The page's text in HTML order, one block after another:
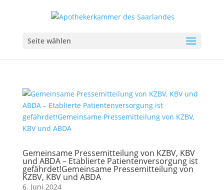
Seite wählen
Gemeinsame Pressemitteilung von KZBV, KBV
und ABDA – Etablierte Patientenversorgung ist
gefährdet!Gemeinsame Pressemitteilung von
KZBV, KBV und ABDA
6. Juni 2024